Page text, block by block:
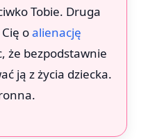
Tobie. Druga
oalienację
że bezpodstawnie
ją z życia dziecka.